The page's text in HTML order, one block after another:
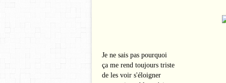
Je ne sais pas pourquoi
ça me rend toujours triste
de les voir s'éloigner